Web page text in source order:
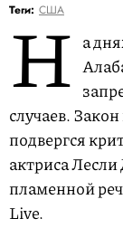
Теги: США
Н а
случаев.
подвергся
актриса
пламенной
Live.